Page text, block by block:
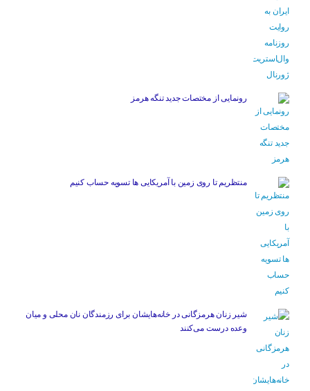
رونمایی از مختصات جدید تنگه هرمز
منتظریم تا روی زمین با آمریکایی ها تسویه حساب کنیم
شیر زنان هرمزگانی در خانه‌هایشان برای رزمندگان نان محلی و میان
وعده درست می‌کنند